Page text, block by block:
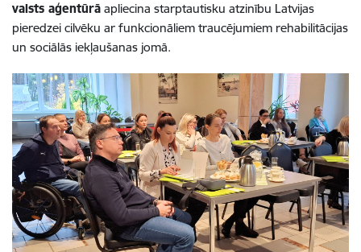
valsts aģentūrā apliecina starptautisku atzinību Latvijas
pieredzei cilvēku ar funkcionāliem traucējumiem rehabilitācijas
un sociālās iekļaušanas jomā.